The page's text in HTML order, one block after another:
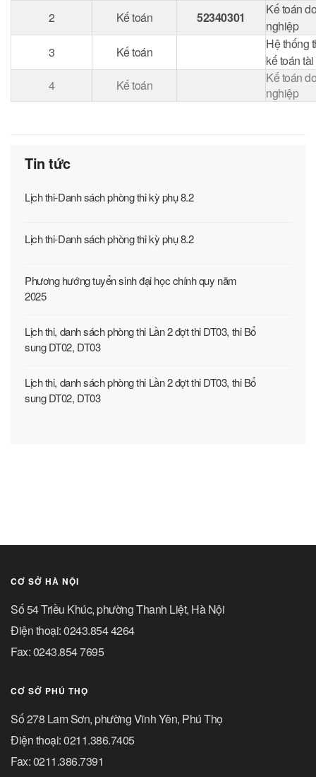
2
Kế toán 52340301
Kế toán
nghiệp
3
Kế toán
Hệ thống
kế toán
4
Kế toán
Kế toán
nghiệp
Tin tức
Lịch thi-Danh sách phòng thi kỳ phụ 8.2
Lịch thi-Danh sách phòng thi kỳ phụ 8.2
Phương hướng tuyển sinh đại học chính quy năm
2025
Lịch thi, danh sách phòng thi Lần 2 đợt thi DT03, thi Bổ
sung DT02, DT03
Lịch thi, danh sách phòng thi Lần 2 đợt thi DT03, thi Bổ
sung DT02, DT03
CƠ SỞ HÀ NỘI
Số 54 Triều Khúc, phường Thanh Liệt, Hà Nội
Điện thoại: 0243.854 4264
Fax: 0243.854 7695
CƠ SỞ PHÚ THỌ
Số 278 Lam Sơn, phường Vĩnh Yên, Phú Thọ
Điện thoại: 0211.386.7405
Fax: 0211.386.7391